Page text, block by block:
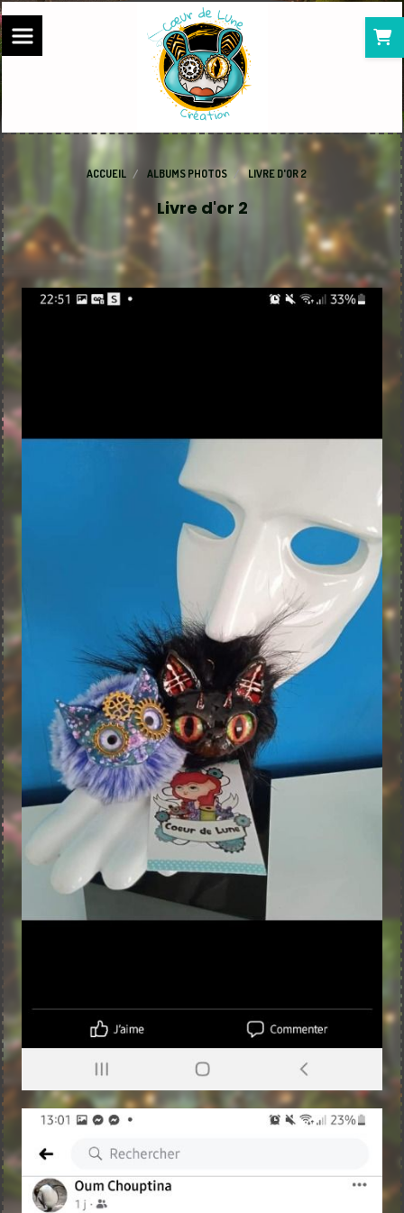
ACCUEIL ALBUMS PHOTOS LIVRE D'OR 2
Livre d'or 2
Panneau de gestion des cookies